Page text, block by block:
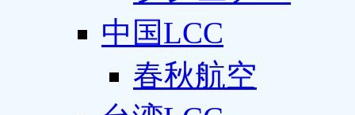
中国LCC
春秋航空